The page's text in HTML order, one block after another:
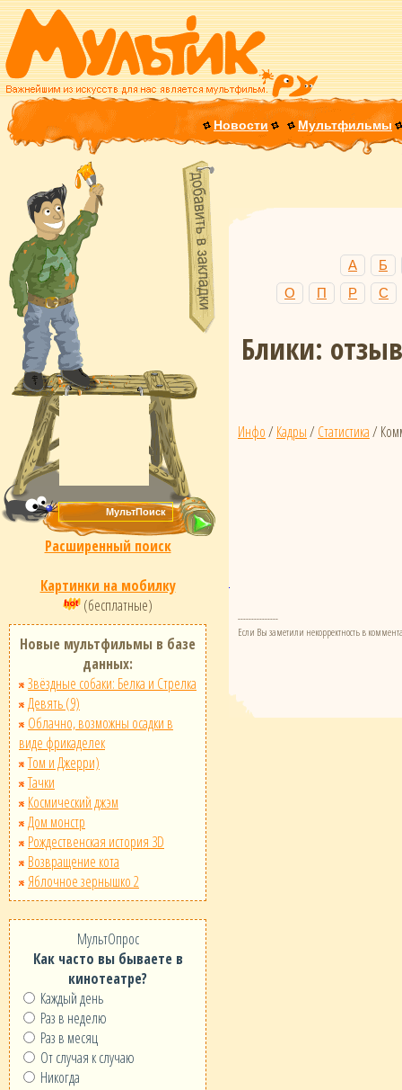
Новости Мультфильмы
Расширенный поиск
Картинки на мобилку
(бесплатные)
Новые мультфильмы в базе
данных:
Звёздные собаки: Белка и Стрелка
Девять (9)
Облачно, возможны осадки в
виде фрикаделек
Том и Джерри)
Тачки
Космический джэм
Дом монстр
Рождественская история 3D
Возвращение кота
Яблочное зернышко 2
МультОпрос
Как часто вы бываете в
кинотеатре?
Каждый день
Раз в неделю
Раз в месяц
От случая к случаю
Никогда
А
Б
О
П Р С
Блики:
Инфо/ Кадры/ Статистика/
---------------
Если Вы заметили некорректность в